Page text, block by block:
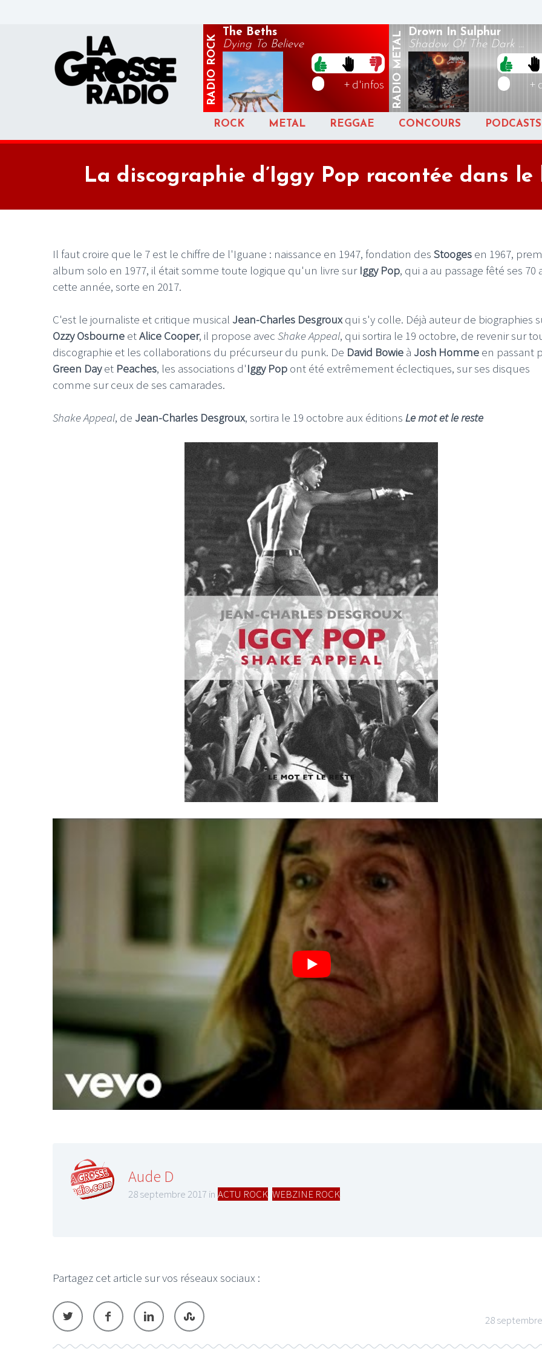
RADIO
ROCK
The Beths
Dying To Believe
+ d'infos RADIO
METAL Drown In Sulphur
Shadow Of The Dark ...
+
ROCK METAL REGGAE CONCOURS PODCASTS
La discographie d’Iggy Pop racontée dans
Il faut croire que le 7 est le chiffre de l'Iguane : naissance en 1947, fondation des Stooges en 1967,
album solo en 1977, il était somme toute logique qu'un livre sur Iggy Pop, qui a au passage fêté ses 70
cette année, sorte en 2017.
C'est le journaliste et critique musical Jean-Charles Desgrouxqui s'y colle. Déjà auteur de biographies
Ozzy Osbourne etAlice Cooper, il propose avec Shake Appeal, qui sortira le 19 octobre, de revenir sur
discographie et les collaborations du précurseur du punk. De David Bowie à Josh Homme en passant
Green Dayet Peaches, les associations d'Iggy Pop ont été extrêmement éclectiques, sur ses disques
comme sur ceux de ses camarades.
Shake Appeal, de Jean-Charles Desgroux, sortira le 19 octobre aux éditions Le mot et le reste
Aude D
28 septembre 2017 in ACTU ROCK WEBZINE ROCK
Partagez cet article sur vos réseaux sociaux :
28
Christmas Riffifi 2025 !!!
LE GROS RIFFIFI
LE GROS RIFFIFI – Surfin’
The Covers !!!